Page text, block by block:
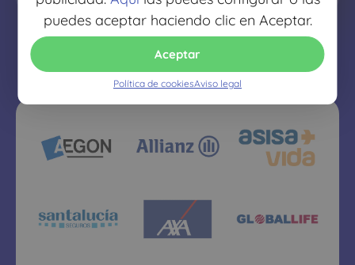
puedes aceptar haciendo clic en Aceptar.
Aceptar
Política de cookiesAviso legal